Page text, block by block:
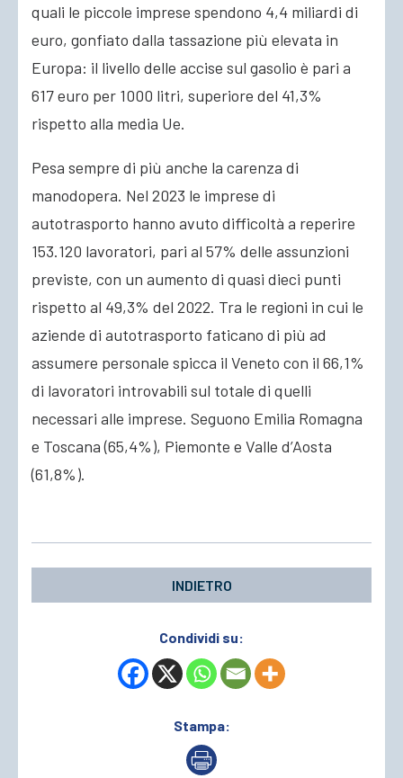
quali le piccole imprese spendono 4,4 miliardi di
euro, gonfiato dalla tassazione più elevata in
Europa: il livello delle accise sul gasolio è pari a
617 euro per 1000 litri, superiore del 41,3%
rispetto alla media Ue.
Pesa sempre di più anche la carenza di
manodopera. Nel 2023 le imprese di
autotrasporto hanno avuto difficoltà a reperire
153.120 lavoratori, pari al 57% delle assunzioni
previste, con un aumento di quasi dieci punti
rispetto al 49,3% del 2022. Tra le regioni in cui le
aziende di autotrasporto faticano di più ad
assumere personale spicca il Veneto con il 66,1%
di lavoratori introvabili sul totale di quelli
necessari alle imprese. Seguono Emilia Romagna
e Toscana (65,4%), Piemonte e Valle d’Aosta
(61,8%).
INDIETRO
Condividi su:
Stampa: